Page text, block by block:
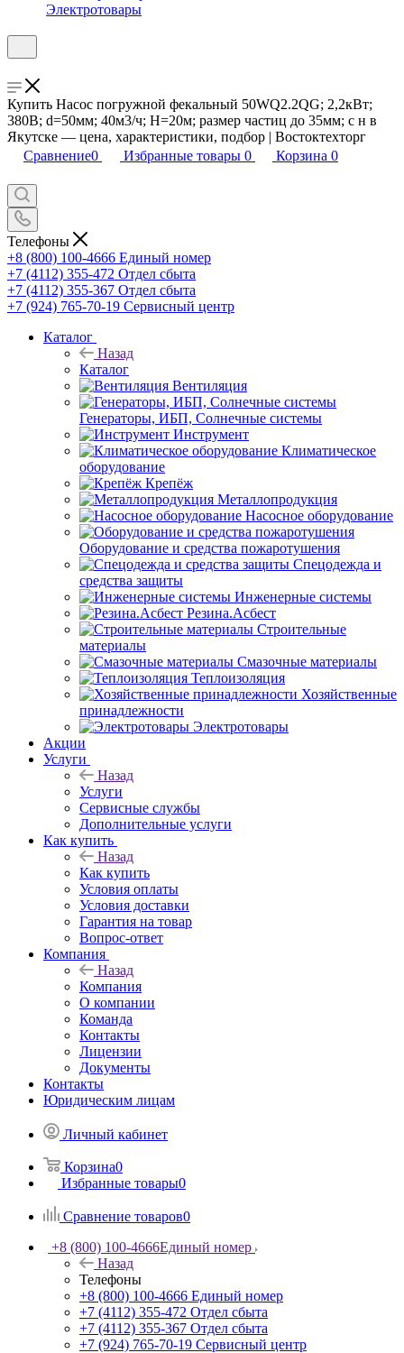
Электротовары
Купить Насос погружной фекальный 50WQ2.2QG; 2,2кВт;
380В; d=50мм; 40м3/ч; Н=20м; размер частиц до 35мм; с н в
Якутске — цена, характеристики, подбор | Востоктехторг
Сравнение0 Избранные товары 0 Корзина 0
Телефоны
+8 (800) 100-4666 Единый номер
+7 (4112) 355-472 Отдел сбыта
+7 (4112) 355-367 Отдел сбыта
+7 (924) 765-70-19 Сервисный центр
Каталог
Назад
Каталог
Вентиляция
Генераторы, ИБП, Солнечные системы
Инструмент
Климатическое
оборудование
Крепёж
Металлопродукция
Насосное оборудование
Оборудование и средства пожаротушения
Спецодежда и
средства защиты
Инженерные системы
Резина.Асбест
Строительные
материалы
Смазочные материалы
Теплоизоляция
Хозяйственные
принадлежности
Электротовары
Акции
Услуги
Назад
Услуги
Сервисные службы
Дополнительные услуги
Как купить
Назад
Как купить
Условия оплаты
Условия доставки
Гарантия на товар
Вопрос-ответ
Компания
Назад
Компания
О компании
Команда
Контакты
Лицензии
Документы
Контакты
Юридическим лицам
Личный кабинет
Корзина0
Избранные товары0
Сравнение товаров0
+8 (800) 100-4666Единый номер
Назад
Телефоны
+8 (800) 100-4666 Единый номер
+7 (4112) 355-472 Отдел сбыта
+7 (4112) 355-367 Отдел сбыта
+7 (924) 765-70-19 Сервисный центр